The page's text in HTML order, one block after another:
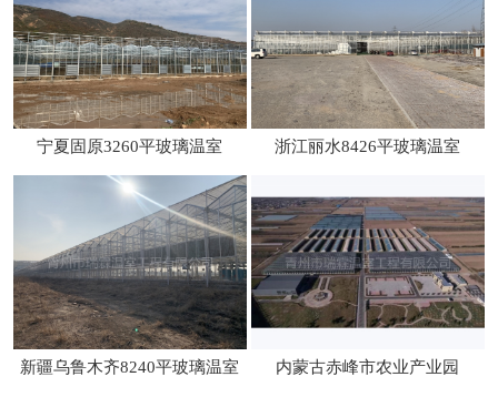
宁夏固原3260平玻璃温室 浙江丽水8426平玻璃温室
新疆乌鲁木齐8240平玻璃温室 内蒙古赤峰市农业产业园